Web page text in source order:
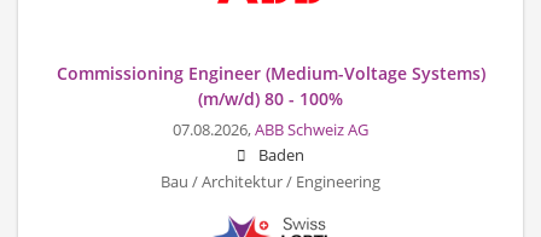
Commissioning Engineer (Medium-Voltage Systems)
(m/w/d) 80 - 100%
07.08.2026,ABB Schweiz AG
Baden
Bau / Architektur / Engineering